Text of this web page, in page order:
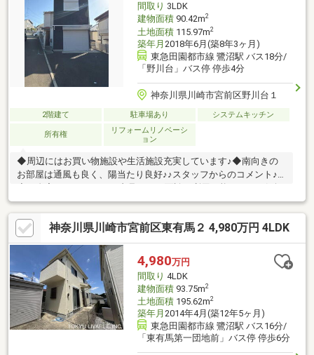
間取り 3LDK
建物面積90.42m2
土地面積115.97m2
築年月 2018年6月(築8年3ヶ月)
東急田園都市線 鷺沼駅 バス18分/
「野川台」バス停 停歩4分
神奈川県川崎市宮前区野川台１
2階建て 駐車場あり システムキッチン
所有権
リフォームリノベーシ
ョン
◆周辺にはお買い物施設や生活施設充実しています♪◆南向きの
お部屋は通風も良く、陽当たり良好♪♪スタッフからのコメント♪
にお問い合わせください。◇「横浜・川崎」の最新物件はもちろ
ん、「住宅ローンにも強い会社」です。◇「新川崎駅徒歩４分」
に店舗がございますので、お気軽にご来店下さい。◇お車でご来
社の際は、近隣駐車場ご案内いたします。◇現地見学をご希望の
お客様は、ご指定の場所へのお迎えも対応します。
神奈川県川崎市宮前区東有馬２ 4,980万円 4LDK
4,980万円
間取り 4LDK
建物面積93.75m2
土地面積195.62m2
築年月 2014年4月(築12年5ヶ月)
東急田園都市線 鷺沼駅 バス16分/
「東有馬第一団地前」バス停 停歩6分